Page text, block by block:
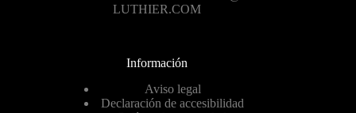
LUTHIER.COM
Información
Aviso legal
Declaración de accesibilidad